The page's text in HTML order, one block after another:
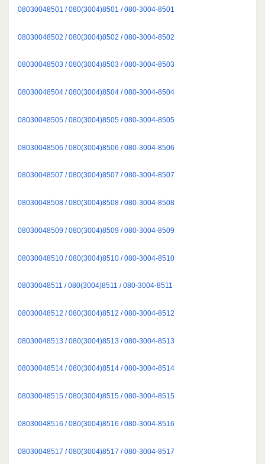
08030048501 / 080(3004)8501 / 080-3004-8501
08030048502 / 080(3004)8502 / 080-3004-8502
08030048503 / 080(3004)8503 / 080-3004-8503
08030048504 / 080(3004)8504 / 080-3004-8504
08030048505 / 080(3004)8505 / 080-3004-8505
08030048506 / 080(3004)8506 / 080-3004-8506
08030048507 / 080(3004)8507 / 080-3004-8507
08030048508 / 080(3004)8508 / 080-3004-8508
08030048509 / 080(3004)8509 / 080-3004-8509
08030048510 / 080(3004)8510 / 080-3004-8510
08030048511 / 080(3004)8511 / 080-3004-8511
08030048512 / 080(3004)8512 / 080-3004-8512
08030048513 / 080(3004)8513 / 080-3004-8513
08030048514 / 080(3004)8514 / 080-3004-8514
08030048515 / 080(3004)8515 / 080-3004-8515
08030048516 / 080(3004)8516 / 080-3004-8516
08030048517 / 080(3004)8517 / 080-3004-8517